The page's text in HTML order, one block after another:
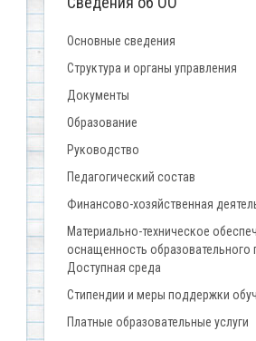
Основные сведения
Структура и органы управления
Документы
Образование
Руководство
Педагогический состав
Финансово-хозяйственная
Материально-техническое
оснащенность образовательного
Доступная среда
Стипендии и меры поддержки
Платные образовательные услуги